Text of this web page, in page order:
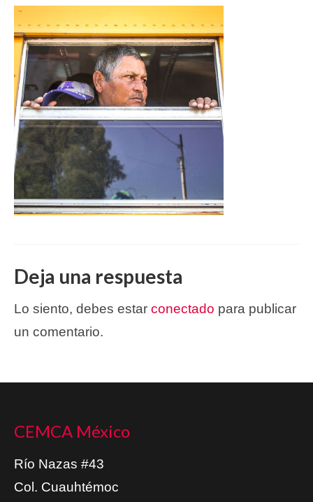
Deja una respuesta
Lo siento, debes estar conectado para publicar
un comentario.
CEMCA México
Río Nazas #43
Col. Cuauhtémoc